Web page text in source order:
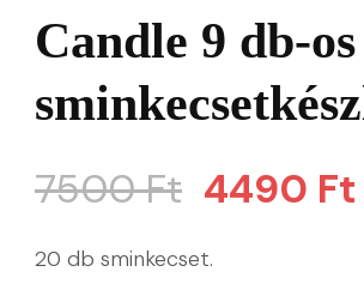
Candle 9 db-os
7500Ft Original
4490 Ft
20 db sminkecset.